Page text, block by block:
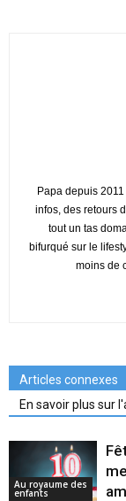
Papa depuis
infos, des retours
tout un tas
bifurqué sur le
moins de
Articles connexes
En savoir plus sur
Au royaume des
enfants